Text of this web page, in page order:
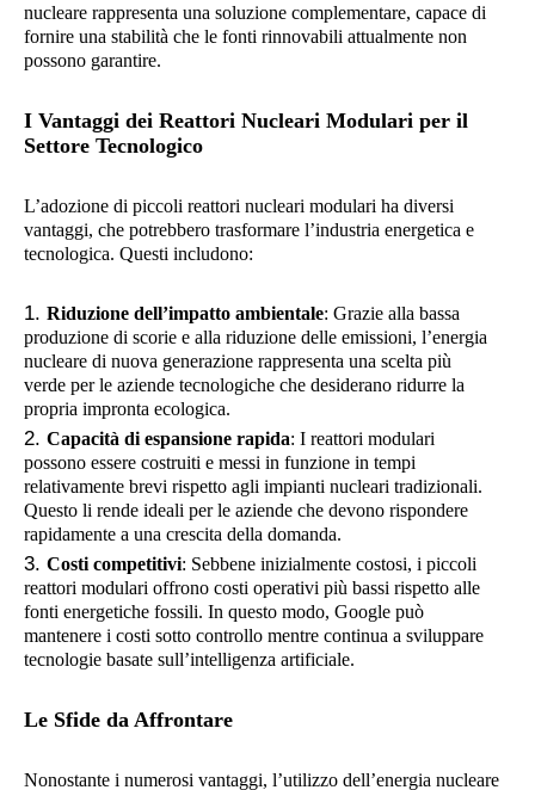
nucleare rappresenta una soluzione complementare, capace di
fornire una stabilità che le fonti rinnovabili attualmente non
possono garantire.
I Vantaggi dei Reattori Nucleari Modulari per il
Settore Tecnologico
L’adozione di piccoli reattori nucleari modulari ha diversi
vantaggi, che potrebbero trasformare l’industria energetica e
tecnologica. Questi includono:
Riduzione dell’impatto ambientale: Grazie alla bassa
produzione di scorie e alla riduzione delle emissioni, l’energia
nucleare di nuova generazione rappresenta una scelta più
verde per le aziende tecnologiche che desiderano ridurre la
propria impronta ecologica.
Capacità di espansione rapida: I reattori modulari
possono essere costruiti e messi in funzione in tempi
relativamente brevi rispetto agli impianti nucleari tradizionali.
Questo li rende ideali per le aziende che devono rispondere
rapidamente a una crescita della domanda.
Costi competitivi: Sebbene inizialmente costosi, i piccoli
reattori modulari offrono costi operativi più bassi rispetto alle
fonti energetiche fossili. In questo modo, Google può
mantenere i costi sotto controllo mentre continua a sviluppare
tecnologie basate sull’intelligenza artificiale.
Le Sfide da Affrontare
Nonostante i numerosi vantaggi, l’utilizzo dell’energia nucleare